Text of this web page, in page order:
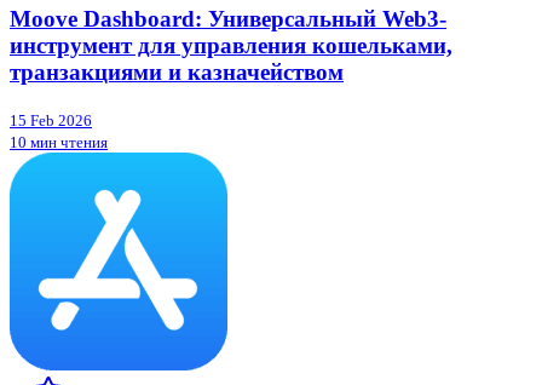
Moove Dashboard: Универсальный Web3-
инструмент для управления кошельками,
транзакциями и казначейством
15 Feb 2026
10 мин чтения